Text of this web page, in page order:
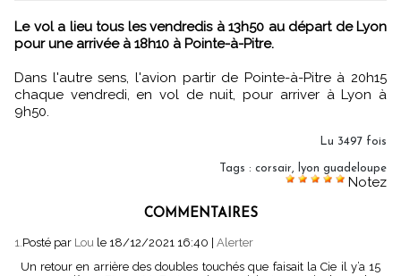
Le vol a lieu tous les vendredis à 13h50 au départ de Lyon
pour une arrivée à 18h10 à Pointe-à-Pitre.
Dans l'autre sens, l'avion partir de Pointe-à-Pitre à 20h15
chaque vendredi, en vol de nuit, pour arriver à Lyon à
9h50.
Lu 3497 fois
Tags : corsair, lyon guadeloupe
Notez
COMMENTAIRES
1. Posté par Lou le 18/12/2021 16:40
Alerter
Un retour en arrière des doubles touchés que faisait la Cie il y’a 15